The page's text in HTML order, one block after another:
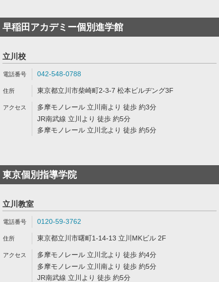
早稲田アカデミー個別進学館
立川校
042-548-0788
東京都立川市柴崎町2-3-7 松本ビルヂング3F
多摩モノレール 立川南より 徒歩 約3分
JR南武線 立川より 徒歩 約5分
多摩モノレール 立川北より 徒歩 約5分
東京個別指導学院
立川教室
0120-59-3762
東京都立川市曙町1-14-13 立川MKビル 2F
多摩モノレール 立川北より 徒歩 約4分
多摩モノレール 立川南より 徒歩 約5分
JR南武線 立川より 徒歩 約5分